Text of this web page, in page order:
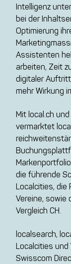
Intelligenz
bei der
Optimierung
Assistenten
arbeiten, Zeit
digitaler
mehr Wirkung
Mit local.ch
vermarktet
die führende
Localcities, die
Vereine, sowie
Vergleich CH.
localsearch,
Localcities und
Swisscom